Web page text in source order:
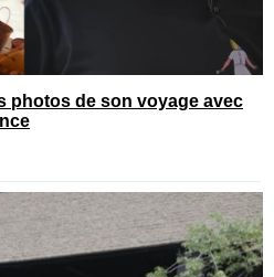
photos de son voyage avec